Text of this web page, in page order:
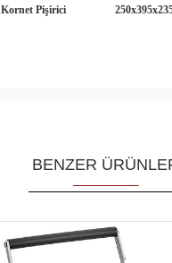
Kornet Pişirici
BENZER